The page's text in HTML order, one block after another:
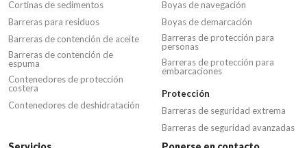
Cortinas de sedimentos
Barreras para residuos
Barreras de contención de aceite
Barreras de contención de
espuma
Contenedores de protección
costera
Contenedores de deshidratación
Boyas de navegación
Boyas de demarcación
Barreras de protección para
personas
Barreras de protección para
embarcaciones
Protección
Barreras de seguridad extrema
Barreras de seguridad avanzadas